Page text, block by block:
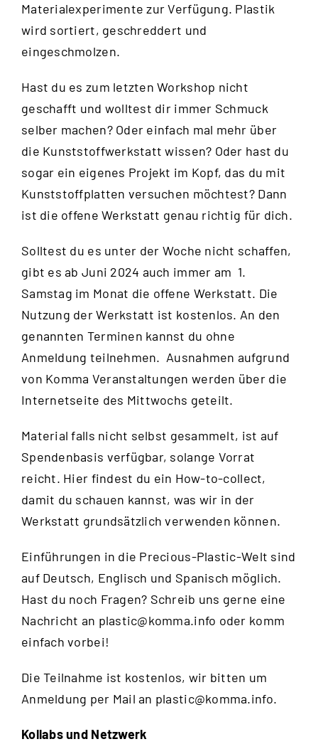
Materialexperimente zur Verfügung. Plastik
wird sortiert, geschreddert und
eingeschmolzen.
Hast du es zum letzten Workshop nicht
geschafft und wolltest dir immer Schmuck
selber machen? Oder einfach mal mehr über
die Kunststoffwerkstatt wissen? Oder hast du
sogar ein eigenes Projekt im Kopf, das du mit
Kunststoffplatten versuchen möchtest? Dann
ist die offene Werkstatt genau richtig für dich.
Solltest du es unter der Woche nicht schaffen,
gibt es ab Juni 2024 auch immer am 1.
Samstag im Monat die offene Werkstatt. Die
Nutzung der Werkstatt ist kostenlos. An den
genannten Terminen kannst du ohne
Anmeldung teilnehmen. Ausnahmen aufgrund
von Komma Veranstaltungen werden über die
Internetseite des Mittwochs geteilt.
Material falls nicht selbst gesammelt, ist auf
Spendenbasis verfügbar, solange Vorrat
reicht. Hier findest du ein How-to-collect,
damit du schauen kannst, was wir in der
Werkstatt grundsätzlich verwenden können.
Einführungen in die Precious-Plastic-Welt sind
auf Deutsch, Englisch und Spanisch möglich.
Hast du noch Fragen? Schreib uns gerne eine
Nachricht an plastic@komma.info oder komm
einfach vorbei!
Die Teilnahme ist kostenlos, wir bitten um
Anmeldung per Mail an plastic@komma.info.
Kollabs und Netzwerk